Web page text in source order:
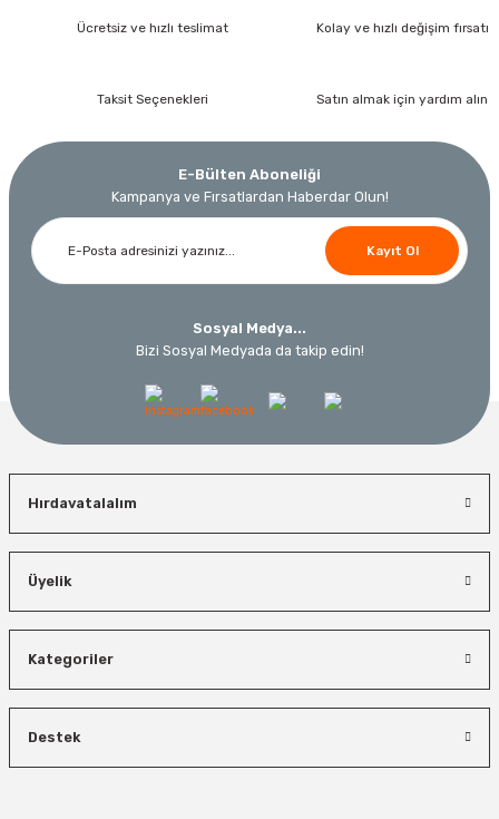
Ücretsiz ve hızlı teslimat Kolay ve hızlı değişim fırsatı
Taksit Seçenekleri Satın almak için yardım alın
E-Bülten Aboneliği
Kampanya ve Fırsatlardan Haberdar Olun!
Kayıt Ol
Sosyal Medya...
Bizi Sosyal Medyada da takip edin!
Hırdavatalalım
Üyelik
Kategoriler
Destek